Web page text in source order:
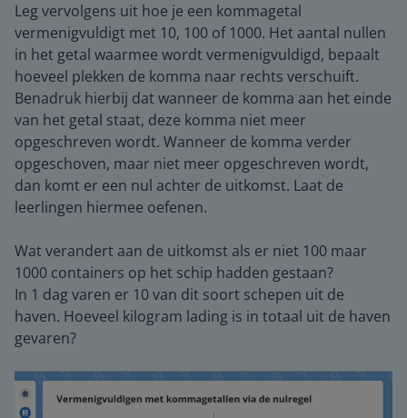
Leg vervolgens uit hoe je een kommagetal
vermenigvuldigt met 10, 100 of 1000. Het aantal nullen
in het getal waarmee wordt vermenigvuldigd, bepaalt
hoeveel plekken de komma naar rechts verschuift.
Benadruk hierbij dat wanneer de komma aan het einde
van het getal staat, deze komma niet meer
opgeschreven wordt. Wanneer de komma verder
opgeschoven, maar niet meer opgeschreven wordt,
dan komt er een nul achter de uitkomst. Laat de
leerlingen hiermee oefenen.
Wat verandert aan de uitkomst als er niet 100 maar
1000 containers op het schip hadden gestaan?
In 1 dag varen er 10 van dit soort schepen uit de
haven. Hoeveel kilogram lading is in totaal uit de haven
gevaren?